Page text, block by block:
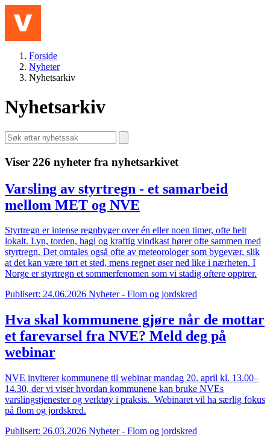
Forside
Nyheter
Nyhetsarkiv
Nyhetsarkiv
Viser 226 nyheter fra nyhetsarkivet
Varsling av styrtregn - et samarbeid
mellom MET og NVE
Styrtregn er intense regnbyger over én eller noen timer, ofte helt
lokalt. Lyn, torden, hagl og kraftig vindkast hører ofte sammen med
styrtregn. Det omtales også ofte av meteorologer som bygevær, slik
at det kan være tørt et sted, mens regnet øser ned like i nærheten. I
Norge er styrtregn et sommerfenomen som vi stadig oftere opptrer.
Publisert: 24.06.2026 Nyheter - Flom og jordskred
Hva skal kommunene gjøre når de mottar
et farevarsel fra NVE? Meld deg på
webinar
NVE inviterer kommunene til webinar mandag 20. april kl. 13.00–
14.30, der vi viser hvordan kommunene kan bruke NVEs
varslingstjenester og verktøy i praksis. Webinaret vil ha særlig fokus
på flom og jordskred.
Publisert: 26.03.2026 Nyheter - Flom og jordskred